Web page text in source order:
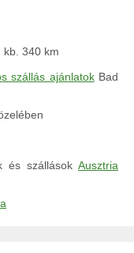
kb. 340 km
szállás ajánlatokBad
és szállások Ausztria